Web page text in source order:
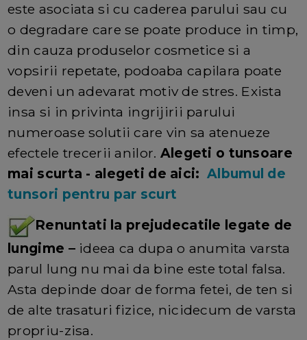
este asociata si cu caderea parului sau cu
o degradare care se poate produce in timp,
din cauza produselor cosmetice si a
vopsirii repetate, podoaba capilara poate
deveni un adevarat motiv de stres. Exista
insa si in privinta ingrijirii parului
numeroase solutii care vin sa atenueze
efectele trecerii anilor. Alegeti o tunsoare
mai scurta - alegeti de aici:Albumul de
tunsori pentru par scurt
Renuntati la prejudecatile legate de
lungime –ideea ca dupa o anumita varsta
parul lung nu mai da bine este total falsa.
Asta depinde doar de forma fetei, de ten si
de alte trasaturi fizice, nicidecum de varsta
propriu-zisa.